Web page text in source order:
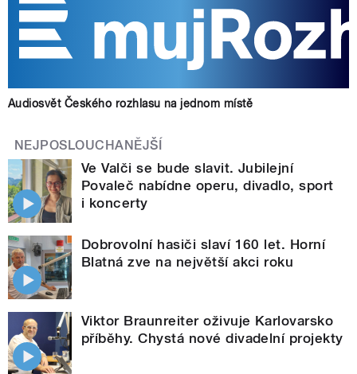
Audiosvět Českého rozhlasu na jednom místě
NEJPOSLOUCHANĚJŠÍ
Ve Valči se bude slavit. Jubilejní
Povaleč nabídne operu, divadlo, sport
i koncerty
Dobrovolní hasiči slaví 160 let. Horní
Blatná zve na největší akci roku
Viktor Braunreiter oživuje Karlovarsko
příběhy. Chystá nové divadelní projekty